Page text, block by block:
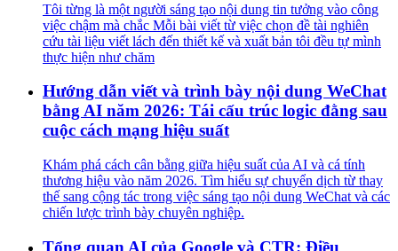
Tôi từng là một người sáng tạo nội dung tin tưởng vào công
việc chậm mà chắc Mỗi bài viết từ việc chọn đề tài nghiên
cứu tài liệu viết lách đến thiết kế và xuất bản tôi đều tự mình
thực hiện như chăm
Hướng dẫn viết và trình bày nội dung WeChat
bằng AI năm 2026: Tái cấu trúc logic đằng sau
cuộc cách mạng hiệu suất
Khám phá cách cân bằng giữa hiệu suất của AI và cá tính
thương hiệu vào năm 2026. Tìm hiểu sự chuyển dịch từ thay
thế sang cộng tác trong việc sáng tạo nội dung WeChat và các
chiến lược trình bày chuyên nghiệp.
Tổng quan AI của Google và CTR: Điều